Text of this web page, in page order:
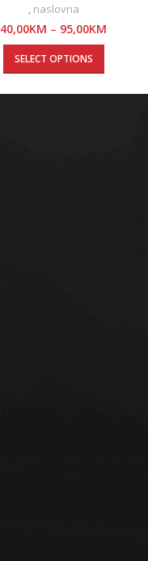
naslovna
40,00KM – 95,00KM
SELECT OPTIONS